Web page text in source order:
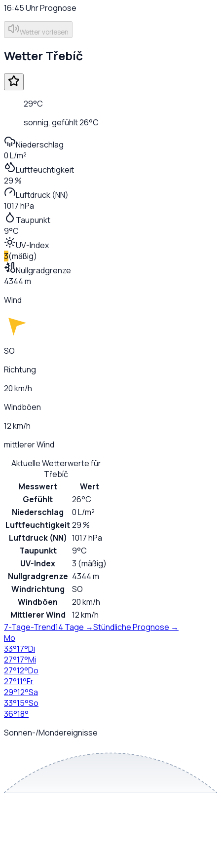
16:45UhrPrognose
Wetter vorlesen
WetterTřebíč
29°C
sonnig, gefühlt26°C
Niederschlag
0 L/m²
Luftfeuchtigkeit
29 %
Luftdruck (NN)
1017 hPa
Taupunkt
9°C
UV-Index
3(mäßig)
Nullgradgrenze
4344 m
Wind
SO
Richtung
20 km/h
Windböen
12 km/h
mittlerer Wind
Aktuelle Wetterwerte für
Třebíč
Messwert
Wert
Gefühlt
26°C
Niederschlag
0 L/m²
Luftfeuchtigkeit29 %
Luftdruck (NN) 1017 hPa
Taupunkt
9°C
UV-Index
3 (mäßig)
Nullgradgrenze 4344 m
Windrichtung
SO
Windböen
20 km/h
Mittlerer Wind
12 km/h
7-Tage-Trend14 Tage →Stündliche Prognose →
Mo
33°17°Di
27°17°Mi
27°12°Do
27°11°Fr
29°12°Sa
33°15°So
36°18°
Sonnen-/Mondereignisse